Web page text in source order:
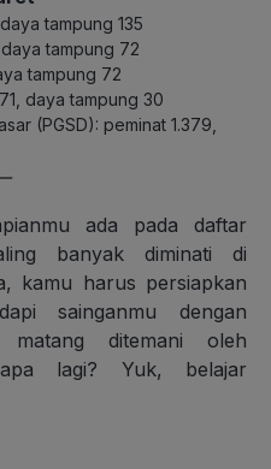
tampung 135
tampung 72
tampung 72
daya tampung 30
(PGSD): peminat 1.379,
ada pada daftar
banyak diminati di
kamu harus persiapkan
sainganmu dengan
ditemani oleh
lagi? Yuk, belajar